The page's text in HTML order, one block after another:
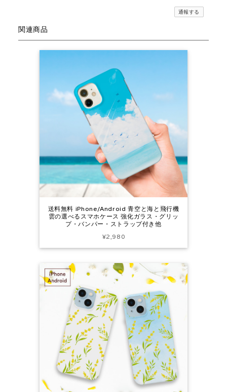
通報する
関連商品
送料無料 iPhone/Android 青空と海と飛行機
雲の選べるスマホケース 強化ガラス・グリッ
プ・バンパー・ストラップ付き他
¥2,980